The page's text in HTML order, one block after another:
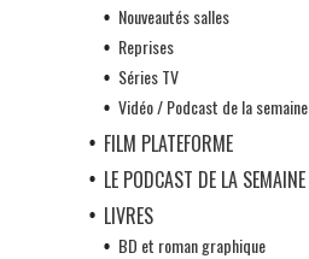
Nouveautés salles
Reprises
Séries TV
Vidéo / Podcast de la semaine
FILM PLATEFORME
LE PODCAST DE LA SEMAINE
LIVRES
BD et roman graphique